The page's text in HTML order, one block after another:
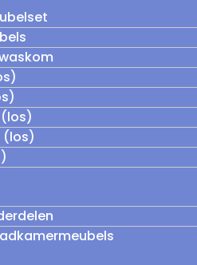
(los)